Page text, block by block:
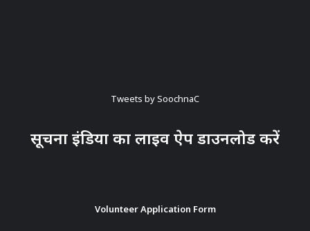
Tweets by SoochnaC
सूचना इंडिया का लाइव ऐप डाउनलोड करें
Volunteer Application Form